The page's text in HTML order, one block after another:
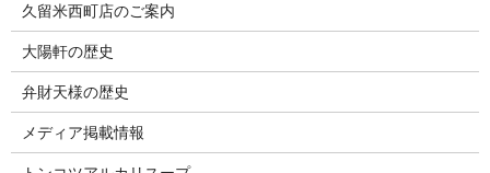
久留米西町店のご案内
大陽軒の歴史
弁財天様の歴史
メディア掲載情報